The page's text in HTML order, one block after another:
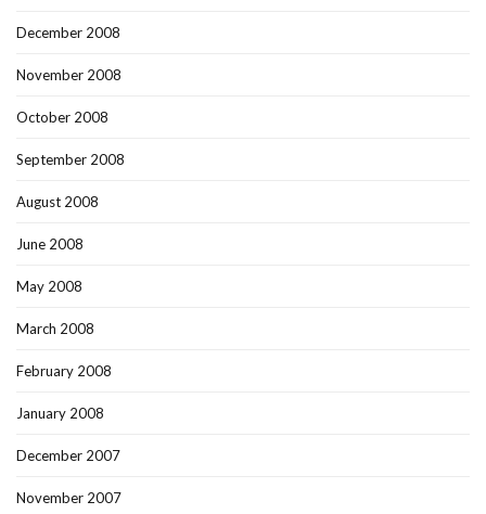
December 2008
November 2008
October 2008
September 2008
August 2008
June 2008
May 2008
March 2008
February 2008
January 2008
December 2007
November 2007